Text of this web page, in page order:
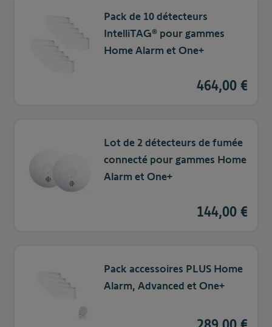
Pack de 10 détecteurs
IntelliTAG® pour gammes
Home Alarm et One+
464,00 €
Lot de 2 détecteurs de fumée
connecté pour gammes Home
Alarm et One+
144,00 €
Pack accessoires PLUS Home
Alarm, Advanced et One+